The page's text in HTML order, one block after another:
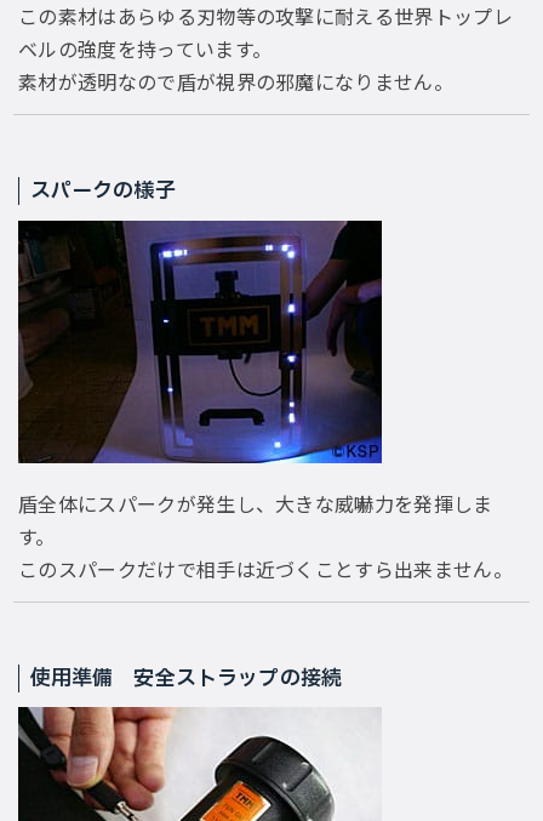
この素材はあらゆる刃物等の攻撃に耐える世界トップレ
ベルの強度を持っています。
素材が透明なので盾が視界の邪魔になりません。
スパークの様子
盾全体にスパークが発生し、大きな威嚇力を発揮しま
す。
このスパークだけで相手は近づくことすら出来ません。
使用準備 安全ストラップの接続